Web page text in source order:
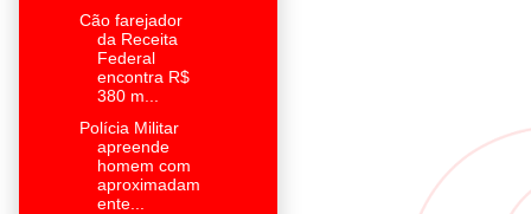
Cão farejador
da Receita
Federal
encontra R$
380 m...
Polícia Militar
apreende
homem com
aproximadam
ente...